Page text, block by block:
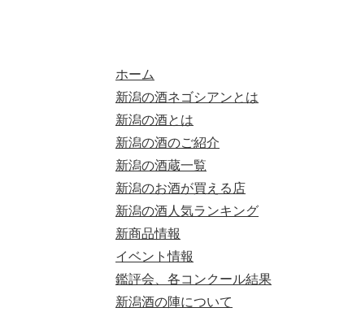
ホーム
新潟の酒ネゴシアンとは
新潟の酒とは
新潟の酒のご紹介
新潟の酒蔵一覧
新潟のお酒が買える店
新潟の酒人気ランキング
新商品情報
イベント情報
鑑評会、各コンクール結果
新潟酒の陣について